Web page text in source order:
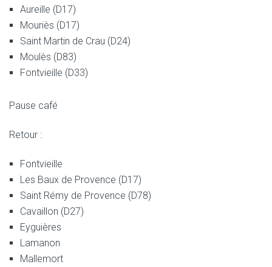
Aureille (D17)
Mouriès (D17)
Saint Martin de Crau (D24)
Moulès (D83)
Fontvieille (D33)
Pause café
Retour :
Fontvieille
Les Baux de Provence (D17)
Saint Rémy de Provence (D78)
Cavaillon (D27)
Eyguières
Lamanon
Mallemort